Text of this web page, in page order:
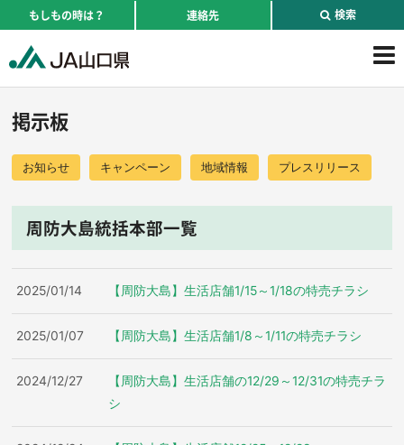
もしもの時は？ 連絡先 検索
掲示板
お知らせ キャンペーン 地域情報 プレスリリース
周防大島統括本部一覧
2025/01/14 【周防大島】生活店舗1/15～1/18の特売チラシ
2025/01/07 【周防大島】生活店舗1/8～1/11の特売チラシ
2024/12/27
【周防大島】生活店舗の12/29～12/31の特売チラ
シ